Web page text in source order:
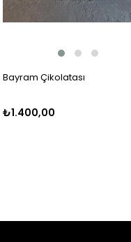
Bayram Çikolatası
₺1.400,00